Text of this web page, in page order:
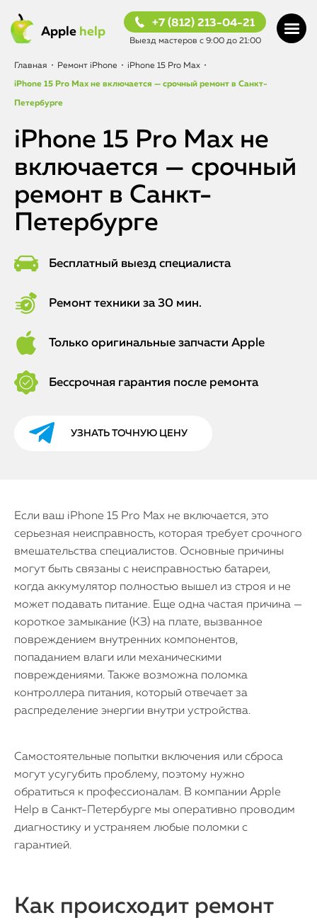
Apple help
+7 (812) 213-04-21
Выезд мастеров с 9:00 до 21:00
Главная • Ремонт iPhone • iPhone 15 Pro Max •
iPhone 15 Pro Max не включается — срочный ремонт в Санкт-
Петербурге
iPhone 15 Pro Max не
включается — срочный
ремонт в Санкт-
Петербурге
Бесплатный выезд специалиста
Ремонт техники за 30 мин.
Только оригинальные запчасти Apple
Бессрочная гарантия после ремонта
УЗНАТЬ ТОЧНУЮ ЦЕНУ
Если ваш iPhone 15 Pro Max не включается, это
серьезная неисправность, которая требует срочного
вмешательства специалистов. Основные причины
могут быть связаны с неисправностью батареи,
когда аккумулятор полностью вышел из строя и не
может подавать питание. Еще одна частая причина —
короткое замыкание (КЗ) на плате, вызванное
повреждением внутренних компонентов,
попаданием влаги или механическими
повреждениями. Также возможна поломка
контроллера питания, который отвечает за
распределение энергии внутри устройства.
Самостоятельные попытки включения или сброса
могут усугубить проблему, поэтому нужно
обратиться к профессионалам. В компании Apple
Help в Санкт-Петербурге мы оперативно проводим
диагностику и устраняем любые поломки с
гарантией.
Как происходит ремонт